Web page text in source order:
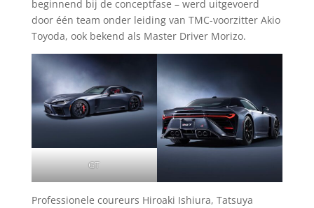
beginnend bij de conceptfase – werd uitgevoerd
door één team onder leiding van TMC-voorzitter Akio
Toyoda, ook bekend als Master Driver Morizo.
GT
Professionele coureurs Hiroaki Ishiura, Tatsuya